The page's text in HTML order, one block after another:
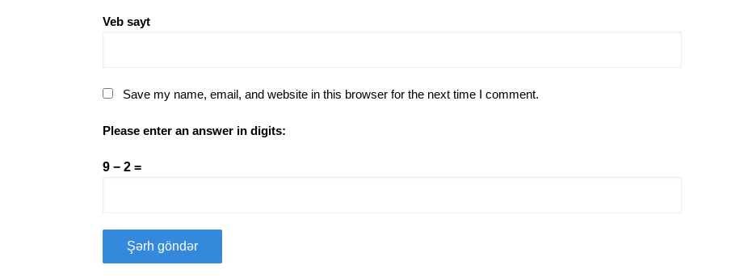
Veb sayt
Save my name, email, and website in this browser for the next time I comment.
Please enter an answer in digits:
9 − 2 =